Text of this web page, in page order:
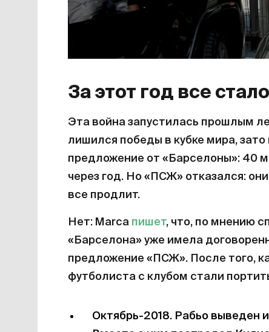
За этот год все
Эта война запустилась прошлым
лишился победы в кубке мира,
предложение от «Барселоны»: 40
через год. Но «ПСЖ» отказался:
все продлит.
Нет: Marca пишет, что, по мнению
«Барселона» уже имела
предложение «ПСЖ». После того,
футболиста с клубом стали
Октябрь-2018. Рабьо выведен